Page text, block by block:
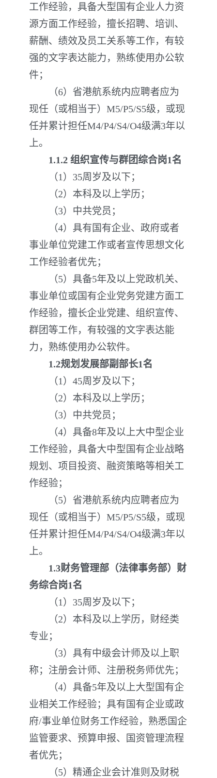
工作经验，具备大型国有企业人力资
源方面工作经验，擅长招聘、培训、
薪酬、绩效及员工关系等工作，有较
强的文字表达能力，熟练使用办公软
件；
（6）省港航系统内应聘者应为
现任（或相当于）M5/P5/S5级，或现
任并累计担任M4/P4/S4/O4级满3年以
上。
1.1.2 组织宣传与群团综合岗1名
（1）35周岁及以下；
（2）本科及以上学历；
（3）中共党员；
（4）具有国有企业、政府或者
事业单位党建工作或者宣传思想文化
工作经验者优先；
（5）具备5年及以上党政机关、
事业单位或国有企业党务党建方面工
作经验，擅长企业党建、组织宣传、
群团等工作，有较强的文字表达能
力，熟练使用办公软件。
1.2规划发展部副部长1名
（1）45周岁及以下；
（2）本科及以上学历；
（3）中共党员；
（4）具备8年及以上大中型企业
工作经验，具备大中型国有企业战略
规划、项目投资、融资策略等相关工
作经验；
（5）省港航系统内应聘者应为
现任（或相当于）M5/P5/S5级，或现
任并累计担任M4/P4/S4/O4级满3年以
上。
1.3财务管理部（法律事务部）财
务综合岗1名
（1）35周岁及以下；
（2）本科及以上学历，财经类
专业；
（3）具有中级会计师及以上职
称；注册会计师、注册税务师优先；
（4）具备5年及以上大型国有企
业相关工作经验；具有国有企业或政
府/事业单位财务工作经验，熟悉国企
监管要求、预算申报、国资管理流程
者优先；
（5）精通企业会计准则及财税